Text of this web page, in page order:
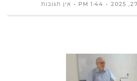
1:44 PM אין תגובות